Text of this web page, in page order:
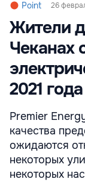
Point 26
Жители
Чеканах
2021 года
Premier
качества
ожидаются
некоторых
некоторых